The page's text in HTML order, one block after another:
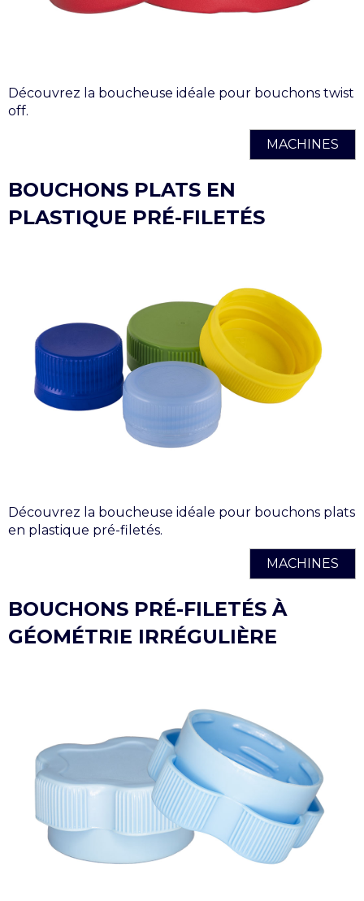
Découvrez la boucheuse idéale pour bouchons twist
off.
MACHINES
BOUCHONS PLATS EN
PLASTIQUE PRÉ-FILETÉS
Découvrez la boucheuse idéale pour bouchons plats
en plastique pré-filetés.
MACHINES
BOUCHONS PRÉ-FILETÉS À
GÉOMÉTRIE IRRÉGULIÈRE